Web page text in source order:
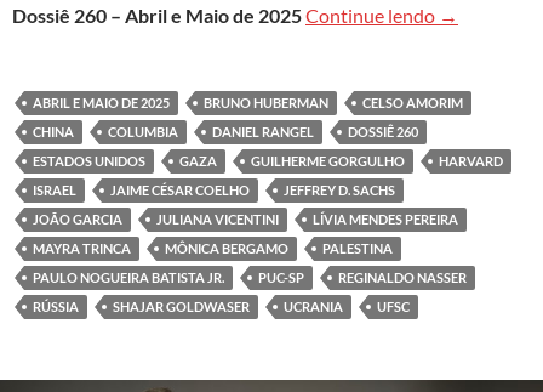
Dossiê 260 – Abril e Maio de 2025Continue lendo Clique aqui
→
ABRIL E MAIO DE 2025 BRUNO HUBERMAN
CELSO AMORIM
CHINA
COLUMBIA DANIEL RANGEL
DOSSIÊ 260
ESTADOS UNIDOS
GAZA GUILHERME GORGULHO
HARVARD
ISRAEL
JAIME CÉSAR COELHO
JEFFREY D. SACHS
JOÃO GARCIA
JULIANA VICENTINI
LÍVIA MENDES PEREIRA
MAYRA TRINCA
MÔNICA BERGAMO
PALESTINA
PAULO NOGUEIRA BATISTA JR.
PUC-SP
REGINALDO NASSER
RÚSSIA
SHAJAR GOLDWASER UCRANIA UFSC